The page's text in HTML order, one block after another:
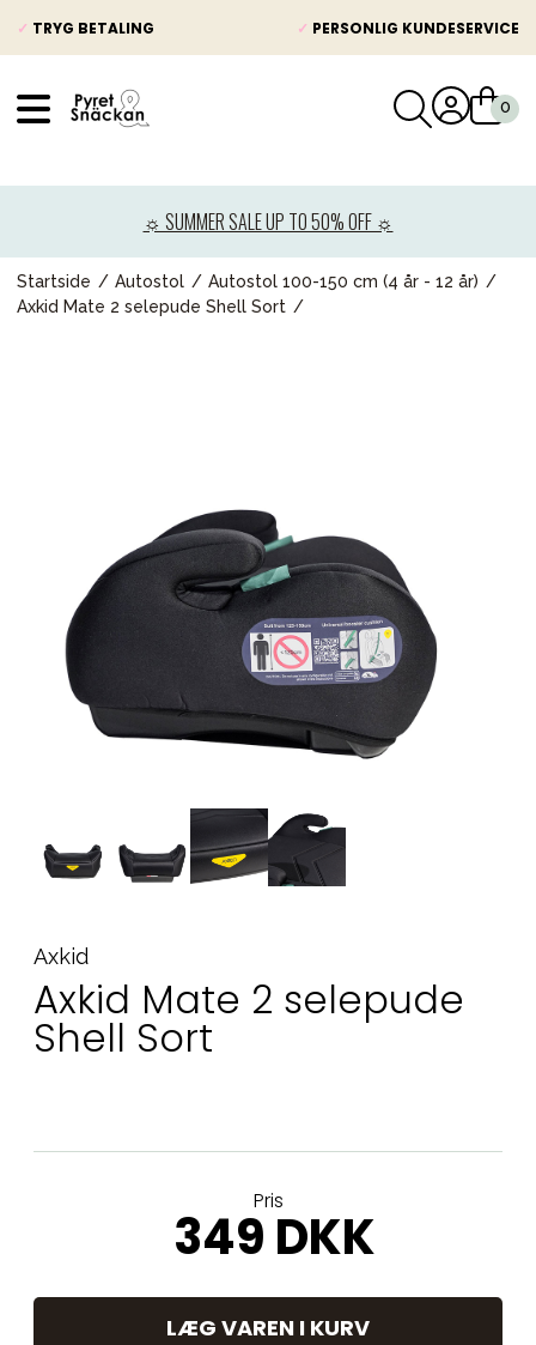
✓ TRYG BETALING ✓ PERSONLIG KUNDESERVICE
☼ SUMMER SALE UP TO 50% OFF ☼
Startside Autostol
Autostol 100-150 cm (4 år - 12 år)
Axkid Mate 2 selepude Shell Sort
Axkid
Axkid Mate 2 selepude
Shell Sort
Pris
349 DKK
LÆG VAREN I KURV
Barnevogne
Autostole
Møbler & sengetøj
Tilbehør
Reservedele
Kampagner
Tips til gaver
Vores favoritter
Mærker
Sol og svømning Outlet